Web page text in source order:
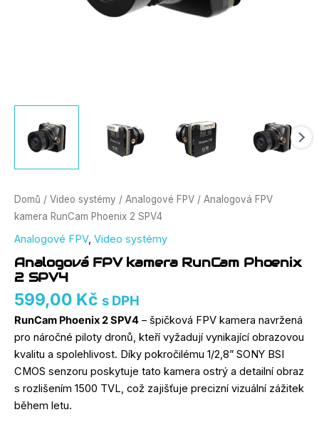
Domů / Video systémy / Analogové FPV / Analogová FPV
kamera RunCam Phoenix 2 SPV4
Analogové FPV, Video systémy
Analogová FPV kamera RunCam Phoenix
2 SPV4
599,00 Kč s DPH
RunCam Phoenix 2 SPV4 – špičková FPV kamera navržená
pro náročné piloty dronů, kteří vyžadují vynikající obrazovou
kvalitu a spolehlivost. Díky pokročilému 1/2,8” SONY BSI
CMOS senzoru poskytuje tato kamera ostrý a detailní obraz
s rozlišením 1500 TVL, což zajišťuje precizní vizuální zážitek
během letu.